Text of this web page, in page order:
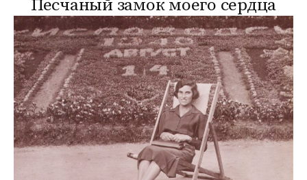
Песчаный замок моего сердца